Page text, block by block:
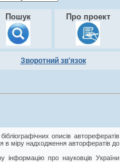
Пошук Про проект
Зворотний зв'язок
описів авторефератів
в міру надходження авторфератів до
про науковців України